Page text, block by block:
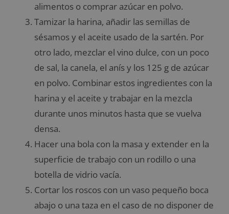
alimentos o comprar azúcar en polvo.
Tamizar la harina, añadir las semillas de
sésamos y el aceite usado de la sartén. Por
otro lado, mezclar el vino dulce, con un poco
de sal, la canela, el anís y los 125 g de azúcar
en polvo. Combinar estos ingredientes con la
harina y el aceite y trabajar en la mezcla
durante unos minutos hasta que se vuelva
densa.
Hacer una bola con la masa y extender en la
superficie de trabajo con un rodillo o una
botella de vidrio vacía.
Cortar los roscos con un vaso pequeño boca
abajo o una taza en el caso de no disponer de